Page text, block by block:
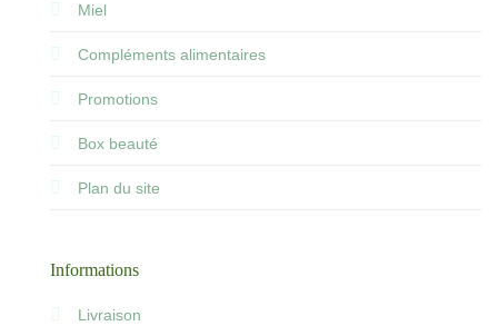
Miel
Compléments alimentaires
Promotions
Box beauté
Plan du site
Informations
Livraison